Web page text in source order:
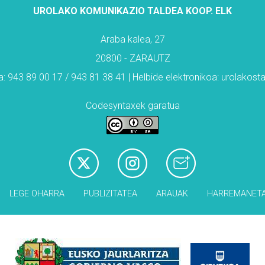
UROLAKO KOMUNIKAZIO TALDEA KOOP. ELK
Araba kalea, 27
20800 - ZARAUTZ
943 89 00 17 / 943 81 38 41 | Helbide elektronikoa:
Codesyntaxek garatua
LEGE OHARRA PUBLIZITATEA ARAUAK